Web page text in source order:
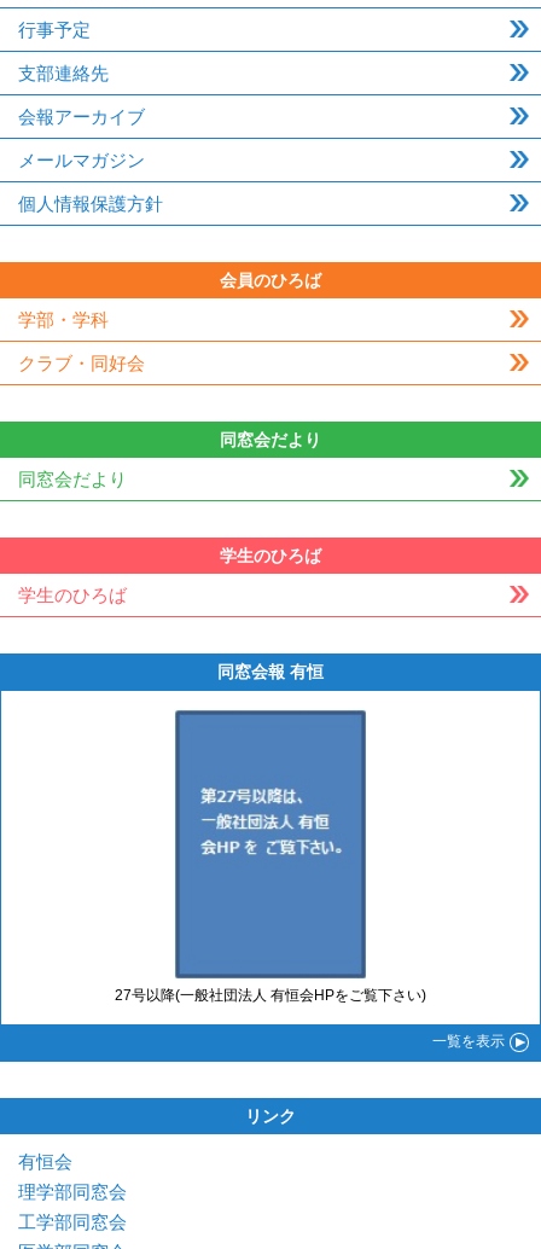
行事予定
支部連絡先
会報アーカイブ
メールマガジン
個人情報保護方針
会員のひろば
学部・学科
クラブ・同好会
同窓会だより
同窓会だより
学生のひろば
学生のひろば
同窓会報 有恒
27号以降(一般社団法人 有恒会HPをご覧下さい)
一覧を表示
リンク
有恒会
理学部同窓会
工学部同窓会